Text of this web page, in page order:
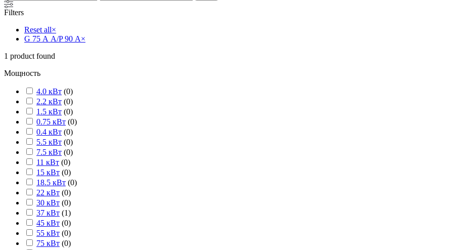
Filters
Reset all×
G 75 А А/P 90 А×
1 product found
Мощность
4.0 кВт (0)
2.2 кВт (0)
1.5 кВт (0)
0.75 кВт (0)
0.4 кВт (0)
5.5 кВт (0)
7.5 кВт (0)
11 кВт (0)
15 кВт (0)
18.5 кВт (0)
22 кВт (0)
30 кВт (0)
37 кВт (1)
45 кВт (0)
55 кВт (0)
75 кВт (0)